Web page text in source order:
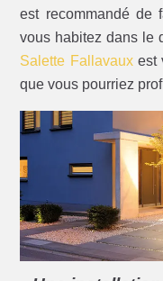
est recommandé de
vous habitez dans le
Salette Fallavauxest
que vous pourriez